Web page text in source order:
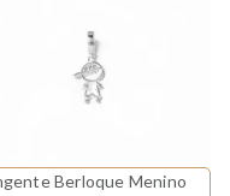
Berloque Menino